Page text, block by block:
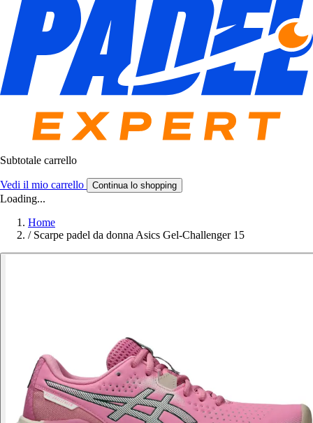
Subtotale carrello
Vedi il mio carrello Continua lo shopping
Loading...
Home
/ Scarpe padel da donna Asics Gel-Challenger 15